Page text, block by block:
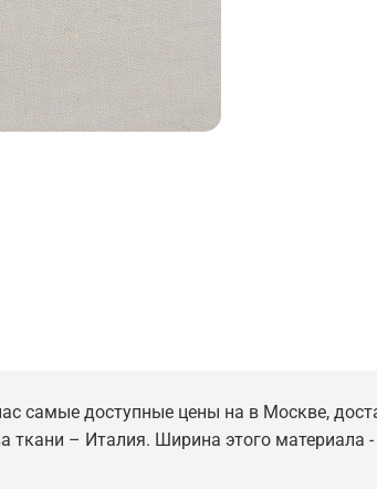
самые доступные цены на в Москве,
ткани – Италия. Ширина этого материала